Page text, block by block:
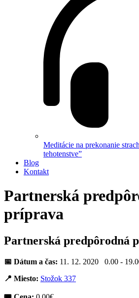
Meditácie na prekonanie
tehotenstve”
Blog
Kontakt
Partnerská
príprava
Partnerská predpôrodná
📅 Dátum a čas: 11. 12. 2020 0.00 -
📍 Miesto: Stožok 337